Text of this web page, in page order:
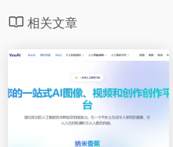
相关文章